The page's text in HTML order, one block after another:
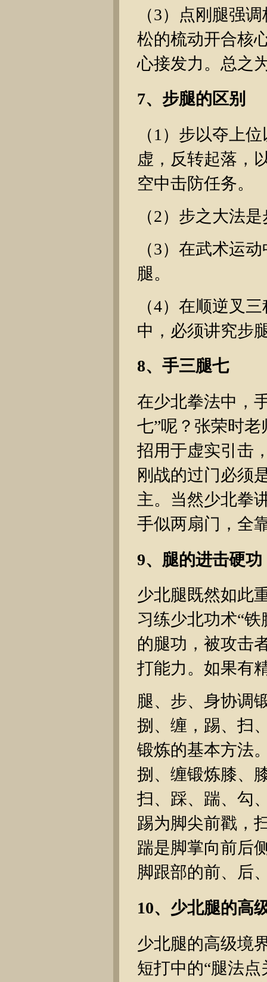
（3）点刚腿强
松的梳动开合核
心接发力。总之
7、步腿的区别
（1）步以夺上
虚，反转起落，
空中击防任务。
（2）步之大法
（3）在武术运
腿。
（4）在顺逆叉
中，必须讲究步
8、手三腿七
在少北拳法中，
七”呢？张荣时
招用于虚实引击
刚战的过门必须
主。当然少北拳
手似两扇门，全
9、腿的进击硬功
少北腿既然如此
习练少北功术“
的腿功，被攻击
打能力。如果有
腿、步、身协调
捌、缠，踢、扫
锻炼的基本方法
捌、缠锻炼膝、
扫、踩、踹、勾
踢为脚尖前戳，
踹是脚掌向前后
脚跟部的前、后
10、少北腿的高
少北腿的高级境
短打中的“腿法